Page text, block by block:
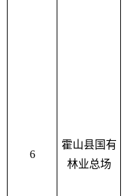
6
霍山县国有
林业总场